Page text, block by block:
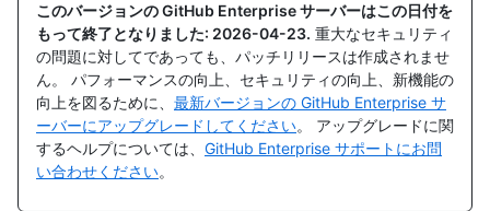
このバージョンの GitHub Enterprise サーバーはこの日付を
もって終了となりました: 2026-04-23. 重大なセキュリティ
の問題に対してであっても、パッチリリースは作成されませ
ん。 パフォーマンスの向上、セキュリティの向上、新機能の
向上を図るために、 最新バージョンの GitHub Enterprise サ
ーバーにアップグレードしてください。 アップグレードに関
するヘルプについては、 GitHub Enterprise サポートにお問
い合わせください。